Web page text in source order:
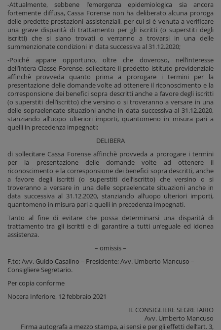
-Attualmente, sebbene l’emergenza epidemiologica sia ancora
fortemente diffusa, Cassa Forense non ha deliberato alcuna proroga
delle predette prestazioni assistenziali, per cui si è venuta a verificare
una grave disparità di trattamento per gli iscritti (o superstiti degli
iscritti) che si siano trovati o verranno a trovarsi in una delle
summenzionate condizioni in data successiva al 31.12.2020;
-Poiché appare opportuno, oltre che doveroso, nell’interesse
dell’intera Classe Forense, sollecitare il predetto istituto previdenziale
affinchè provveda quanto prima a prorogare i termini per la
presentazione delle domande volte ad ottenere il riconoscimento e la
corresponsione dei benefici sopra descritti anche a favore degli iscritti
(o superstiti dell’iscritto) che versino o si troveranno a versare in una
delle sopraelencate situazioni anche in data successiva al 31.12.2020,
stanziando all’uopo ulteriori importi, quantomeno in misura pari a
quelli in precedenza impegnati;
DELIBERA
di sollecitare Cassa Forense affinchè provveda a prorogare i termini
per la presentazione delle domande volte ad ottenere il
riconoscimento e la corresponsione dei benefici sopra descritti, anche
a favore degli iscritti (o superstiti dell’iscritto) che versino o si
troveranno a versare in una delle sopraelencate situazioni anche in
data successiva al 31.12.2020, stanziando all’uopo ulteriori importi,
quantomeno in misura pari a quelli in precedenza impegnati.
Tanto al fine di evitare che possa determinarsi una disparità di
trattamento tra gli iscritti e di garantire a tutti un’eguale ed idonea
assistenza.
– omissis –
F.to: Avv. Guido Casalino – Presidente; Avv. Umberto Mancuso –
Consigliere Segretario.
Per copia conforme
Nocera Inferiore, 12 febbraio 2021
IL CONSIGLIERE SEGRETARIO
Avv. Umberto Mancuso
Firma autografa a mezzo stampa, ai sensi e per gli effetti dell’art. 3,